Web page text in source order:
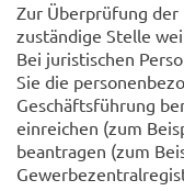
Zur Überprüfung der
zuständige Stelle
Bei juristischen
Sie die
Geschäftsführung
einreichen (zum
beantragen (zum